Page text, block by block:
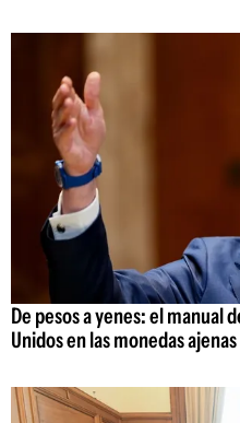
De pesos a yenes: el manual
Unidos en las monedas ajenas